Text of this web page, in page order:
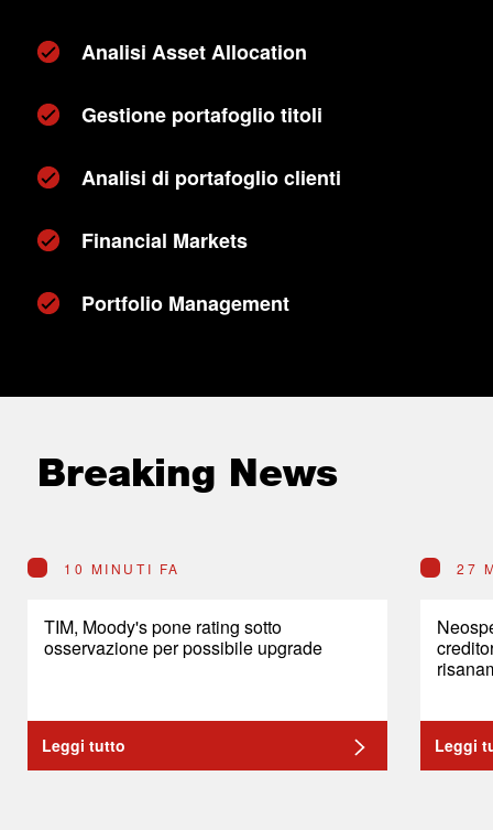
Analisi Asset Allocation
Gestione portafoglio titoli
Analisi di portafoglio clienti
Financial Markets
Portfolio Management
Breaking News
10 MINUTI FA
TIM, Moody's pone rating sotto
osservazione per possibile upgrade
Leggi tutto
27
Leggi